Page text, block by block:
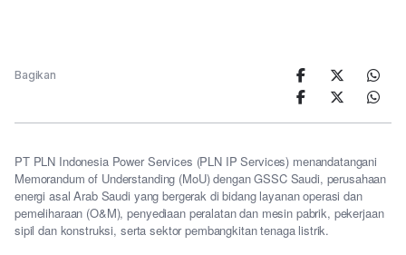
Bagikan
PT PLN Indonesia Power Services (PLN IP Services) menandatangani
Memorandum of Understanding (MoU) dengan GSSC Saudi, perusahaan
energi asal Arab Saudi yang bergerak di bidang layanan operasi dan
pemeliharaan (O&M), penyediaan peralatan dan mesin pabrik, pekerjaan
sipil dan konstruksi, serta sektor pembangkitan tenaga listrik.